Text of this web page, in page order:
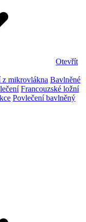
Otevřít
z mikrovlákna Bavlněné
Francouzské ložní
Povlečení bavlněný